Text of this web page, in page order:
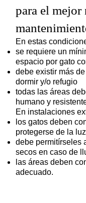
para el mejor
En estas
se requiere un
espacio por gato
debe existir más
dormir y/o refugio
todas las áreas
humano y
En instalaciones
los gatos deben
protegerse de la
debe permitírseles
secos en caso de
las áreas deben
adecuado.